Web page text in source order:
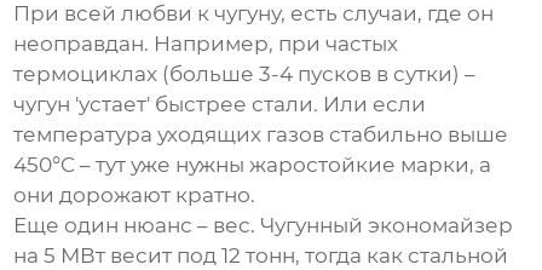
При всей любви к чугуну, есть случаи, где он
неоправдан. Например, при частых
термоциклах (больше 3-4 пусков в сутки) –
чугун 'устает' быстрее стали. Или если
температура уходящих газов стабильно выше
450°C – тут уже нужны жаростойкие марки, а
они дорожают кратно.
Еще один нюанс – вес. Чугунный экономайзер
на 5 МВт весит под 12 тонн, тогда как стальной